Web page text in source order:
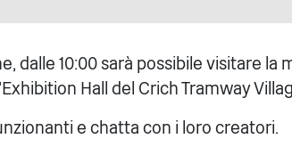
dalle 10:00 sarà possibile visitare la
Hall del Crich Tramway
e chatta con i loro creatori.